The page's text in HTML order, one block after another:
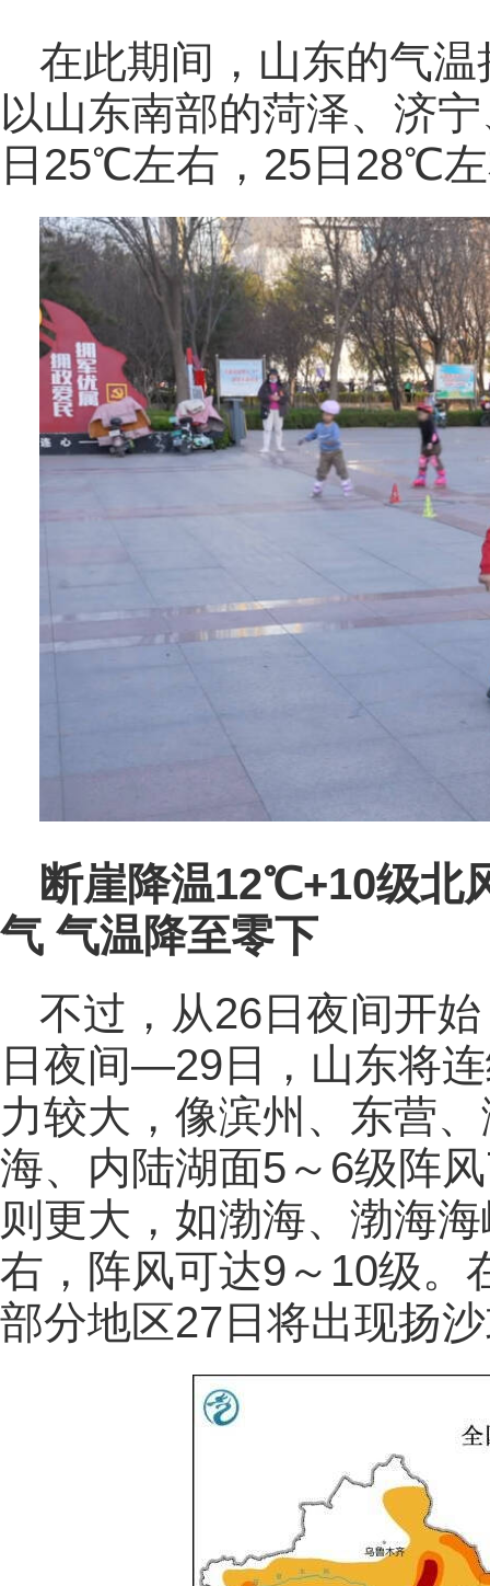
在此期间，山东的气
以山东南部的菏泽、济
日25℃左右，25日28℃
断崖降温12℃+10级北
气 气温降至零下
不过，从26日夜间开
日夜间—29日，山东将
力较大，像滨州、东营
海、内陆湖面5～6级阵
则更大，如渤海、渤海
右，阵风可达9～10级。
部分地区27日将出现扬